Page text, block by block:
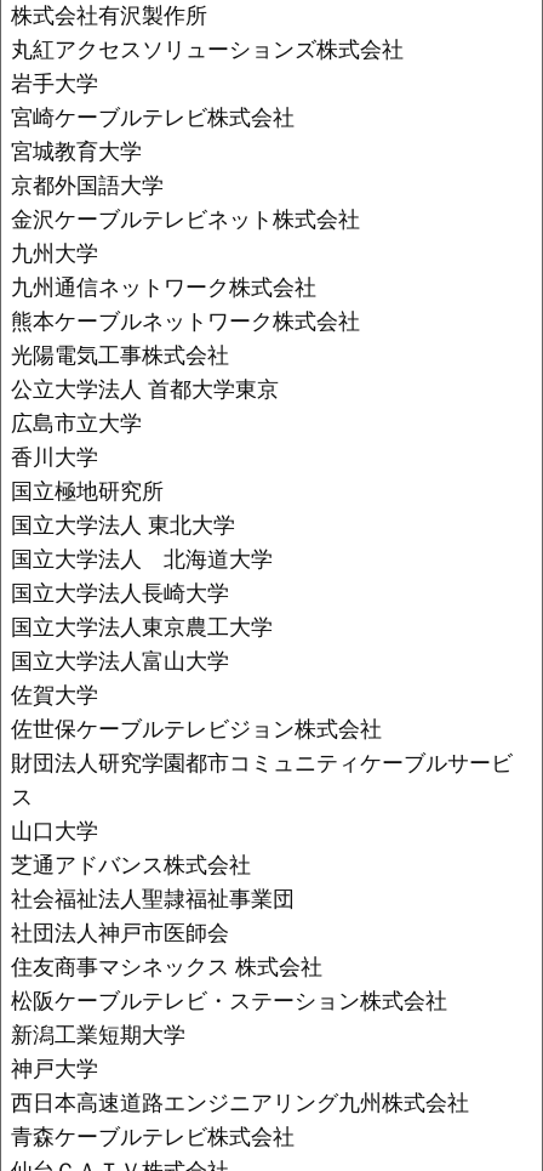
株式会社有沢製作所
丸紅アクセスソリューションズ株式会社
岩手大学
宮崎ケーブルテレビ株式会社
宮城教育大学
京都外国語大学
金沢ケーブルテレビネット株式会社
九州大学
九州通信ネットワーク株式会社
熊本ケーブルネットワーク株式会社
光陽電気工事株式会社
公立大学法人 首都大学東京
広島市立大学
香川大学
国立極地研究所
国立大学法人 東北大学
国立大学法人 北海道大学
国立大学法人長崎大学
国立大学法人東京農工大学
国立大学法人富山大学
佐賀大学
佐世保ケーブルテレビジョン株式会社
財団法人研究学園都市コミュニティケーブルサービ
ス
山口大学
芝通アドバンス株式会社
社会福祉法人聖隷福祉事業団
社団法人神戸市医師会
住友商事マシネックス 株式会社
松阪ケーブルテレビ・ステーション株式会社
新潟工業短期大学
神戸大学
西日本高速道路エンジニアリング九州株式会社
青森ケーブルテレビ株式会社